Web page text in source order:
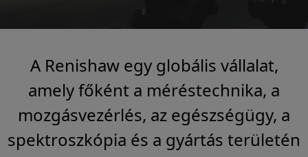
A Renishaw egy globális vállalat,
amely főként a méréstechnika, a
mozgásvezérlés, az egészségügy, a
spektroszkópia és a gyártás területén